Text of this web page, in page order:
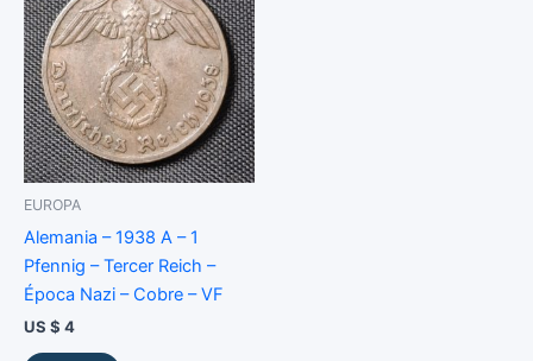
EUROPA
Alemania – 1938 A – 1
Pfennig – Tercer Reich –
Época Nazi – Cobre – VF
US $ 4